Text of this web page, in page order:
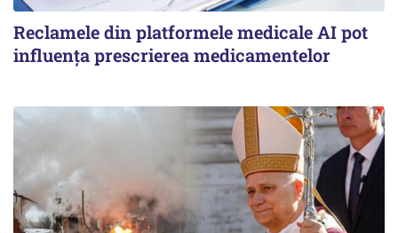
Reclamele din platformele medicale AI pot
influența prescrierea medicamentelor